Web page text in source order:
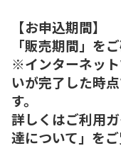
【お申込期間】
「販売期間」を
※インターネッ
いが完了した時
す。
詳しくはご利用
達について」をご